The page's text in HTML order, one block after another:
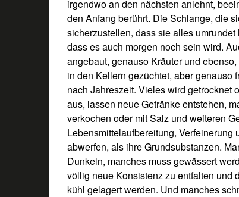
irgendwo an den nächsten anlehnt,
den Anfang berührt. Die Schlange, die
sicherzustellen, dass sie alles
dass es auch morgen noch sein wird.
angebaut, genauso Kräuter und
in den Kellern gezüchtet, aber genauso
nach Jahreszeit. Vieles wird getrocknet
aus, lassen neue Getränke entstehen,
verkochen oder mit Salz und weiteren
Lebensmittelaufbereitung,
abwerfen, als ihre Grundsubstanzen.
Dunkeln, manches muss gewässert
völlig neue Konsistenz zu entfalten und
kühl gelagert werden. Und manches